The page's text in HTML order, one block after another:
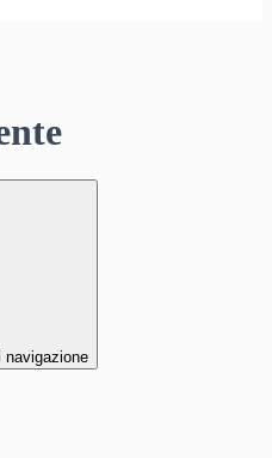
navigazione